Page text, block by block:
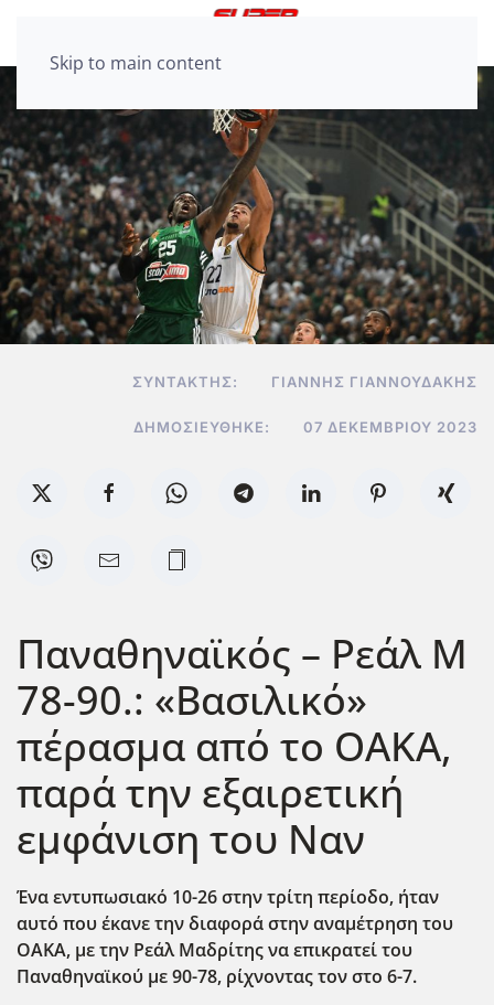
Skip to main content
ΣΥΝΤΆΚΤΗΣ: ΓΙΆΝΝΗΣ ΓΙΑΝΝΟΥΔΆΚΗΣ
ΔΗΜΟΣΙΕΎΘΗΚΕ: 07 ΔΕΚΕΜΒΡΊΟΥ 2023
Παναθηναϊκός – Ρεάλ Μ
78-90.: «Βασιλικό»
πέρασμα από το ΟΑΚΑ,
παρά την εξαιρετική
εμφάνιση του Ναν
Ένα εντυπωσιακό 10-26 στην τρίτη περίοδο, ήταν
αυτό που έκανε την διαφορά στην αναμέτρηση του
ΟΑΚΑ, με την Ρεάλ Μαδρίτης να επικρατεί του
Παναθηναϊκού με 90-78, ρίχνοντας τον στο 6-7.